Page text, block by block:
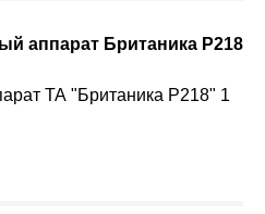
аппарат Британика Р218
ТА "Британика Р218" 1